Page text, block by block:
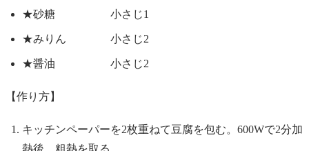
★砂糖 小さじ1
★みりん 小さじ2
★醤油 小さじ2
【作り方】
キッチンペーパーを2枚重ねて豆腐を包む。600Wで2分加
熱後、粗熱を取る。